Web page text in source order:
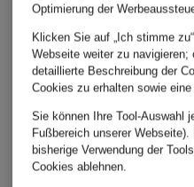
TUMI
Optimierung der
Klicken Sie auf „Ich stimme
Webseite weiter zu navigieren;
detaillierte Beschreibung der
Cookies zu erhalten sowie
Sie können Ihre Tool-Auswahl
Fußbereich unserer
bisherige Verwendung der
Cookies ablehnen.